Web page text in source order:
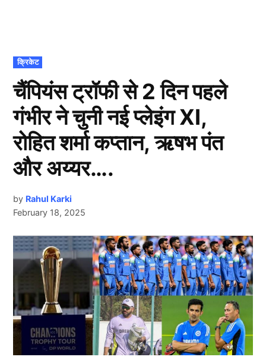
POSTED
IN
क्रिकेट
चैंपियंस ट्रॉफी से 2 दिन पहले
गंभीर ने चुनी नई प्लेइंग XI,
रोहित शर्मा कप्तान, ऋषभ पंत
और अय्यर….
by Rahul Karki
February 18, 2025